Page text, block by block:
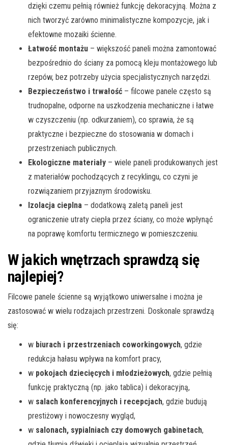
dzięki czemu pełnią również funkcję dekoracyjną. Można z
nich tworzyć zarówno minimalistyczne kompozycje, jak i
efektowne mozaiki ścienne.
Łatwość montażu – większość paneli można zamontować
bezpośrednio do ściany za pomocą kleju montażowego lub
rzepów, bez potrzeby użycia specjalistycznych narzędzi.
Bezpieczeństwo i trwałość – filcowe panele często są
trudnopalne, odporne na uszkodzenia mechaniczne i łatwe
w czyszczeniu (np. odkurzaniem), co sprawia, że są
praktyczne i bezpieczne do stosowania w domach i
przestrzeniach publicznych.
Ekologiczne materiały – wiele paneli produkowanych jest
z materiałów pochodzących z recyklingu, co czyni je
rozwiązaniem przyjaznym środowisku.
Izolacja cieplna – dodatkową zaletą paneli jest
ograniczenie utraty ciepła przez ściany, co może wpłynąć
na poprawę komfortu termicznego w pomieszczeniu.
W jakich wnętrzach sprawdzą się
najlepiej?
Filcowe panele ścienne są wyjątkowo uniwersalne i można je
zastosować w wielu rodzajach przestrzeni. Doskonale sprawdzą
się:
w biurach i przestrzeniach coworkingowych, gdzie
redukcja hałasu wpływa na komfort pracy,
w pokojach dziecięcych i młodzieżowych, gdzie pełnią
funkcję praktyczną (np. jako tablica) i dekoracyjną,
w salach konferencyjnych i recepcjach, gdzie budują
prestiżowy i nowoczesny wygląd,
w salonach, sypialniach czy domowych gabinetach,